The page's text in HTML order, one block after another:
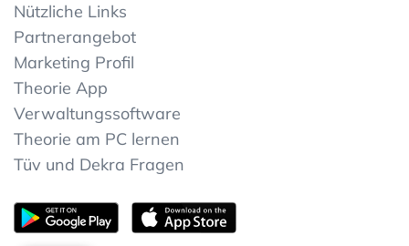
Nützliche Links
Partnerangebot
Marketing Profil
Theorie App
Verwaltungssoftware
Theorie am PC lernen
Tüv und Dekra Fragen